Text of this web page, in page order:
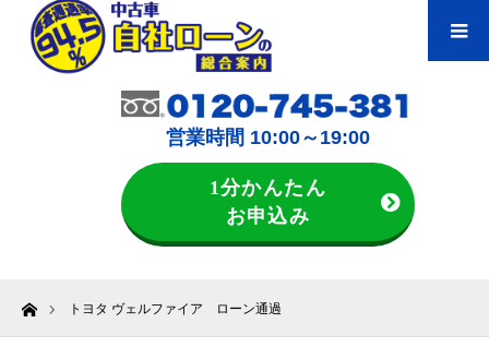
営業時間 10:00～19:00
1分かんたん
お申込み
ホームトヨタ ヴェルファイア ローン通過